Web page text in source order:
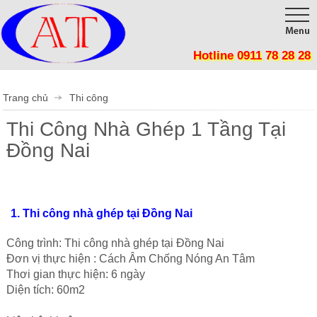
Trang chủ
Sản phẩm
Tôn Cách Nhiệt, Chống nóng, Giảm tiêu thụ điện năng
Tôn cán sóng
Mút Tiêu Âm
Phụ Kiện Cửa Mở
Công trình
Hotline 0911 78 28 28
Trang chủ Thi công
Thi Công Nhà Ghép 1 Tầng Tại
Đồng Nai
1. Thi công nhà ghép tại Đồng Nai
Công trình: Thi công nhà ghép tại Đồng Nai
Đơn vị thực hiện : Cách Âm Chống Nóng An Tâm
Thơi gian thực hiện: 6 ngày
Diện tích: 60m2